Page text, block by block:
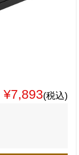
¥7,893(税込)